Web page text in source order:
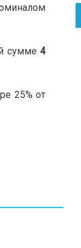
сумме 4
25% от